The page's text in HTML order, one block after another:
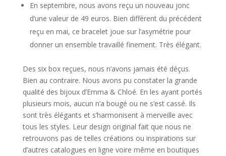
En septembre, nous avons reçu un nouveau jonc
d’une valeur de 49 euros. Bien différent du précédent
reçu en mai, ce bracelet joue sur l’asymétrie pour
donner un ensemble travaillé finement. Très élégant.
Des six box reçues, nous n’avons jamais été déçus.
Bien au contraire. Nous avons pu constater la grande
qualité des bijoux d’Emma & Chloé. En les ayant portés
plusieurs mois, aucun n’a bougé ou ne s’est cassé. Ils
sont très élégants et s’harmonisent à merveille avec
tous les styles. Leur design original fait que nous ne
retrouvons pas de telles créations ou inspirations sur
d’autres catalogues en ligne voire même en boutiques